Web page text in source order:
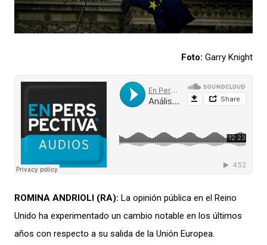
Foto: Garry Knight
ROMINA ANDRIOLI (RA): La opinión pública en el Reino
Unido ha experimentado un cambio notable en los últimos
años con respecto a su salida de la Unión Europea.